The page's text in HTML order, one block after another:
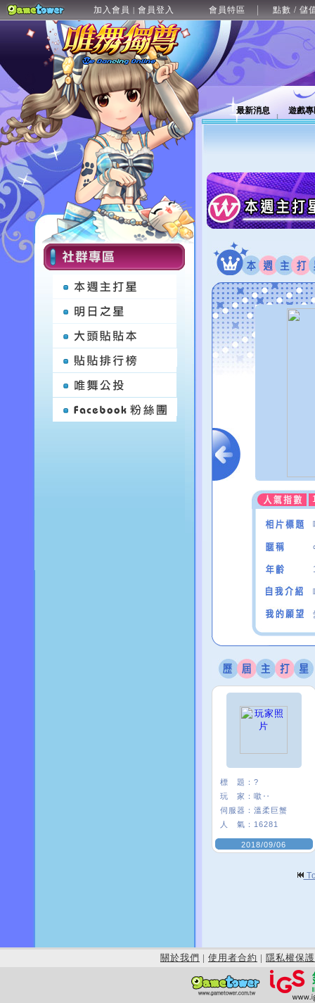
加入會員 | 會員登入 會員特區 點數 / 儲
最新消息 遊戲
標 題： ?
玩 家： 噷‥
伺服器： 溫柔巨蟹
人 氣： 16281
2018/09/06
關於我們 | 使用者合約 | 隱私權保護